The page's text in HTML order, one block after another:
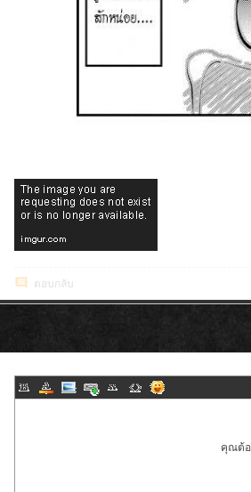
ตอบกลับ
คุณต้อ